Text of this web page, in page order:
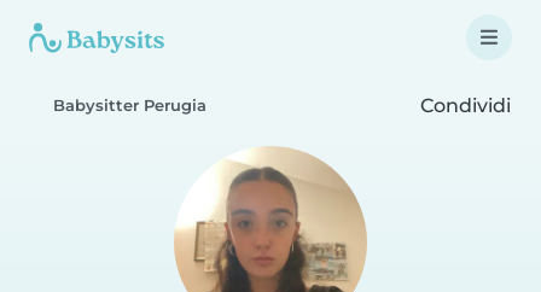
Babysitter Perugia Condividi